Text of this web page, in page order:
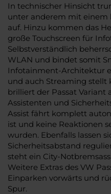
In technischer Hinsicht
unter anderem mit
auf. Hinzu kommen das
große Touchscreen für
Selbstverständlich
WLAN und bindet somit
Infotainment-Architektur
und auch Streaming stellt
brilliert der Passat Variant
Assistenten und
Assist fährt komplett
ist und keine Reaktionen
wurden. Ebenfalls lassen
Sicherheitsabstand
steht ein City-
Weitere Extras des VW
Einparken vorwärts und
Spur.